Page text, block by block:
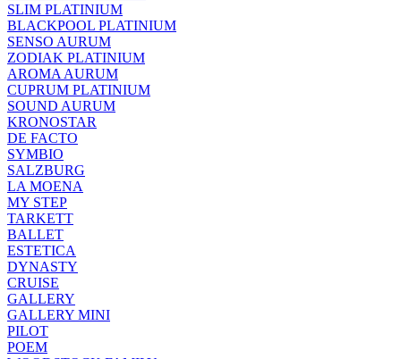
SLIM PLATINIUM
BLACKPOOL PLATINIUM
SENSO AURUM
ZODIAK PLATINIUM
AROMA AURUM
CUPRUM PLATINIUM
SOUND AURUM
KRONOSTAR
DE FACTO
SYMBIO
SALZBURG
LA MOENA
MY STEP
TARKETT
BALLET
ESTETICA
DYNASTY
CRUISE
GALLERY
GALLERY MINI
PILOT
POEM